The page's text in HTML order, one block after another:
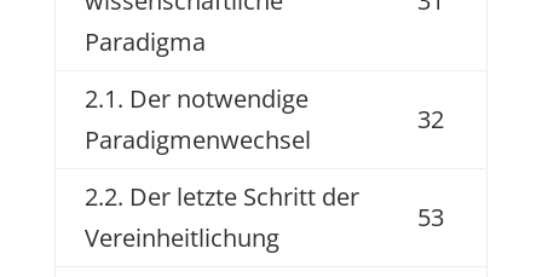
Paradigma
2.1. Der notwendige
Paradigmenwechsel
32
2.2. Der letzte Schritt der
Vereinheitlichung
53